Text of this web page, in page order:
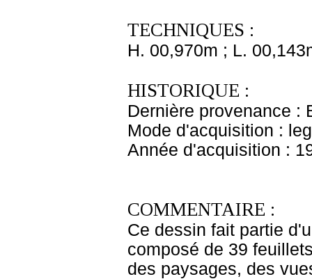
TECHNIQUES :
H. 00,970m ; L.
HISTORIQUE :
Dernière provenance :
Mode d'acquisition :
Année d'acquisition :
COMMENTAIRE :
Ce dessin fait partie
composé de 39
des paysages, des